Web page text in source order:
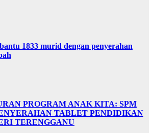
1833 murid dengan penyerahan
PROGRAM ANAK KITA: SPM
TABLET PENDIDIKAN
TERENGGANU